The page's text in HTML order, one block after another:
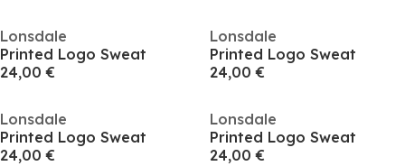
Lonsdale
Printed Logo Sweat
24,00 €
Lonsdale
Printed Logo Sweat
24,00 €
Lonsdale
Printed Logo Sweat
24,00 €
Lonsdale
Printed Logo Sweat
24,00 €